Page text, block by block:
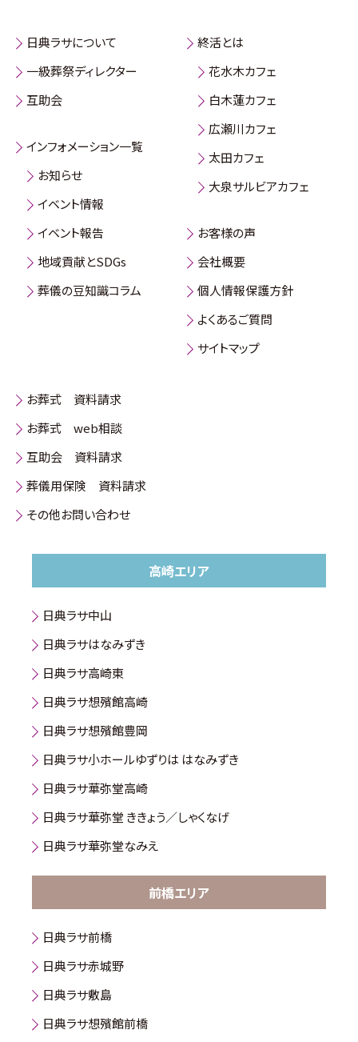
日典ラサについて
一級葬祭ディレクター
互助会
インフォメーション一覧
お知らせ
イベント情報
イベント報告
地域貢献とSDGs
葬儀の豆知識コラム
終活とは
花水木カフェ
白木蓮カフェ
広瀬川カフェ
太田カフェ
大泉サルビアカフェ
お客様の声
会社概要
個人情報保護方針
よくあるご質問
サイトマップ
お葬式 資料請求
お葬式 web相談
互助会 資料請求
葬儀用保険 資料請求
その他お問い合わせ
高崎エリア
日典ラサ中山
日典ラサはなみずき
日典ラサ高崎東
日典ラサ想殯館高崎
日典ラサ想殯館豊岡
日典ラサ小ホールゆずりは はなみずき
日典ラサ華弥堂高崎
日典ラサ華弥堂 ききょう／しゃくなげ
日典ラサ華弥堂なみえ
前橋エリア
日典ラサ前橋
日典ラサ赤城野
日典ラサ敷島
日典ラサ想殯館前橋